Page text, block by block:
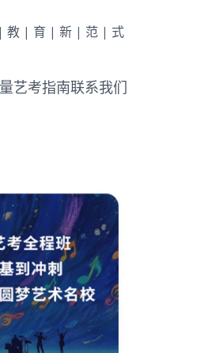
|育|新|范|式
艺考指南联系我们